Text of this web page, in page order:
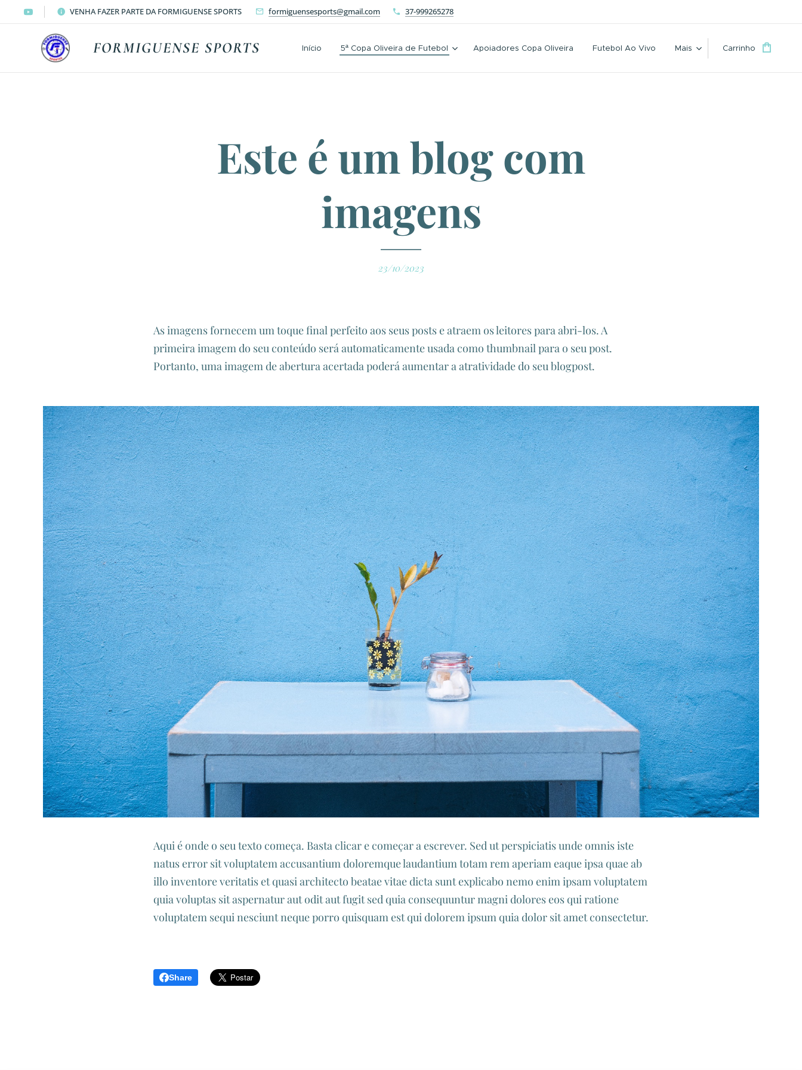
VENHA FAZER PARTE DA FORMIGUENSE SPORTS formiguensesports@gmail.com 37-999265278
FORMIGUENSE SPORTS Início 5ª Copa Oliveira de Futebol Apoiadores Copa Oliveira Futebol Ao Vivo Mais Carrinho
Este é um blog com
imagens
23/10/2023
As imagens fornecem um toque final perfeito aos seus posts e atraem os leitores para abri-los. A
primeira imagem do seu conteúdo será automaticamente usada como thumbnail para o seu post.
Portanto, uma imagem de abertura acertada poderá aumentar a atratividade do seu blogpost.
Aqui é onde o seu texto começa. Basta clicar e começar a escrever. Sed ut perspiciatis unde omnis iste
natus error sit voluptatem accusantium doloremque laudantium totam rem aperiam eaque ipsa quae ab
illo inventore veritatis et quasi architecto beatae vitae dicta sunt explicabo nemo enim ipsam voluptatem
quia voluptas sit aspernatur aut odit aut fugit sed quia consequuntur magni dolores eos qui ratione
voluptatem sequi nesciunt neque porro quisquam est qui dolorem ipsum quia dolor sit amet consectetur.
Share